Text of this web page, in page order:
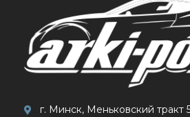
г. Минск, Меньковский тракт